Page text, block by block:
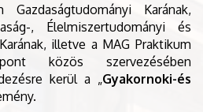
Karának,
, Élelmiszertudományi és
illetve a MAG Praktikum
közös szervezésében
kerül a „Gyakornoki-és